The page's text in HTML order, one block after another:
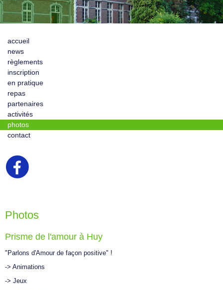
accueil
news
règlements
inscription
en pratique
repas
partenaires
activités
photos
contact
Photos
Prisme de l'amour à Huy
"Parlons d'Amour de façon positive" !
-> Animations
-> Jeux